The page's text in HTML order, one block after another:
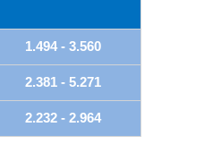
1.494 - 3.560
2.381 - 5.271
2.232 - 2.964